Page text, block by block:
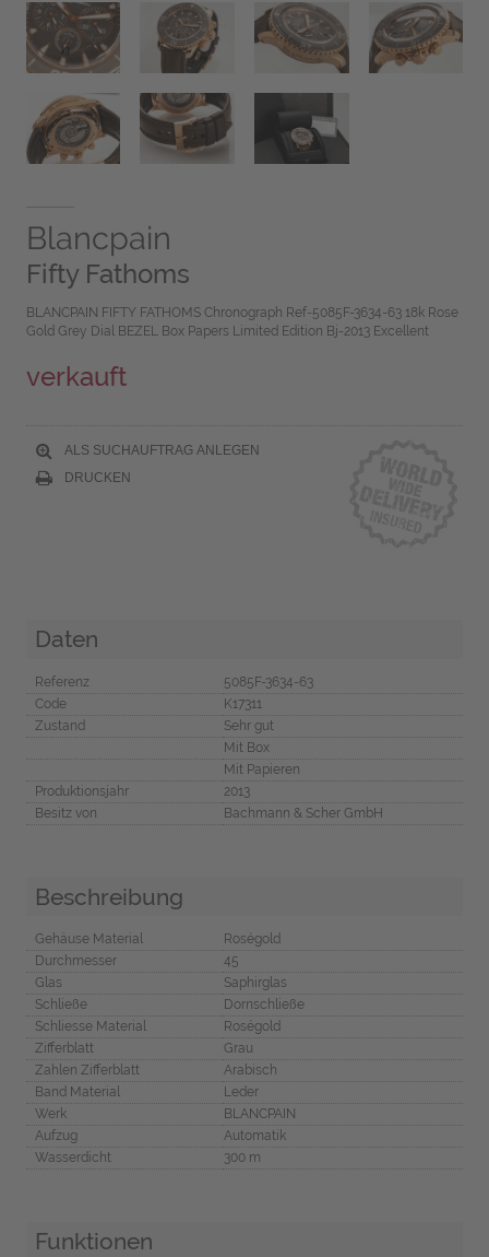
Blancpain
Fifty Fathoms
BLANCPAIN FIFTY FATHOMS Chronograph Ref-5085F-3634-63 18k Rose
Gold Grey Dial BEZEL Box Papers Limited Edition Bj-2013 Excellent
verkauft
ALS SUCHAUFTRAG ANLEGEN
DRUCKEN
Daten
Referenz
5085F-3634-63
Code
K17311
Zustand
Sehr gut
Mit Box
Mit Papieren
Produktionsjahr
2013
Besitz von
Bachmann & Scher GmbH
Beschreibung
Gehäuse Material
Roségold
Durchmesser
45
Glas
Saphirglas
Schließe
Dornschließe
Schliesse Material
Roségold
Zifferblatt
Grau
Zahlen Zifferblatt
Arabisch
Band Material
Leder
Werk
BLANCPAIN
Aufzug
Automatik
Wasserdicht
300 m
Funktionen